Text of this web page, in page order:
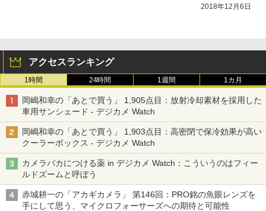
2018年12月6日
アクセスランキング
1時間 24時間 1週間 1カ月
岡嶋和幸の「あとで買う」 1,905点目：放射冷却素材を採用した
車用サンシェード - デジカメ Watch
岡嶋和幸の「あとで買う」 1,903点目：高密閉で保冷効果が高い
クーラーボックス - デジカメ Watch
カメラバカにつける薬 in デジカメ Watch：こういうのはフィー
ルドズームと呼ぼう
赤城耕一の「アカギカメラ」 第146回：PRO銘の魚眼レンズを
手にして思う、マイクロフォーサーズへの期待と可能性